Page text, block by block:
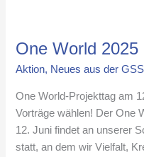
One World 2025
Aktion, Neues aus der GSS
One World-Projekttag am
Vorträge wählen! Der One
12. Juni findet an unserer
statt, an dem wir Vielfalt,
2025